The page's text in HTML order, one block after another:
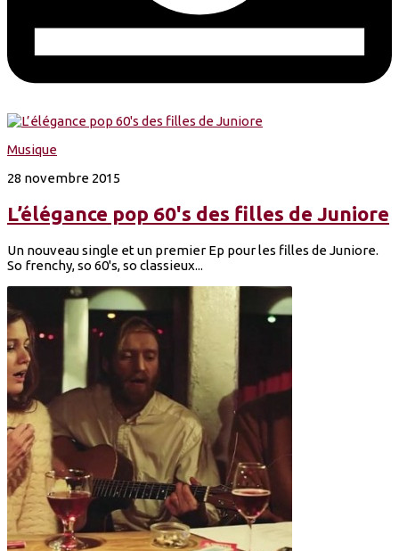
Musique
28 novembre 2015
L’élégance pop 60's des filles de Juniore
Un nouveau single et un premier Ep pour les filles de Juniore.
So frenchy, so 60's, so classieux...